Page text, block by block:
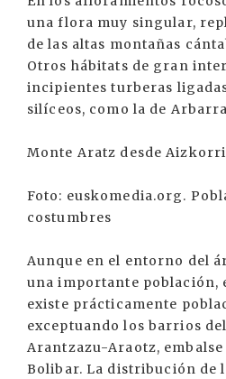
una flora muy singular,
de las altas montañas
Otros hábitats de gran
incipientes turberas
silíceos, como la de
Monte Aratz desde
Foto: euskomedia.org.
costumbres
Aunque en el entorno del
una importante población,
existe prácticamente
exceptuando los barrios
Arantzazu-Araotz,
Bolibar. La distribución de